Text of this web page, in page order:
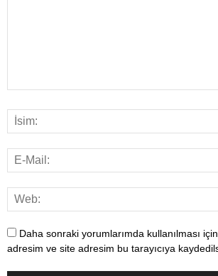
Daha sonraki yorumlarımda kullanılması
adresim ve site adresim bu tarayıcıya